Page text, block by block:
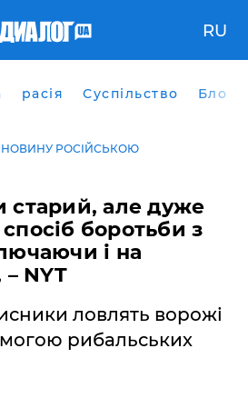
RU
расія Суспільство Блоги
НОВИНУ РОСІЙСЬКОЮ
старий, але дуже
боротьби з
і на
NYT
ловлять ворожі
рибальських